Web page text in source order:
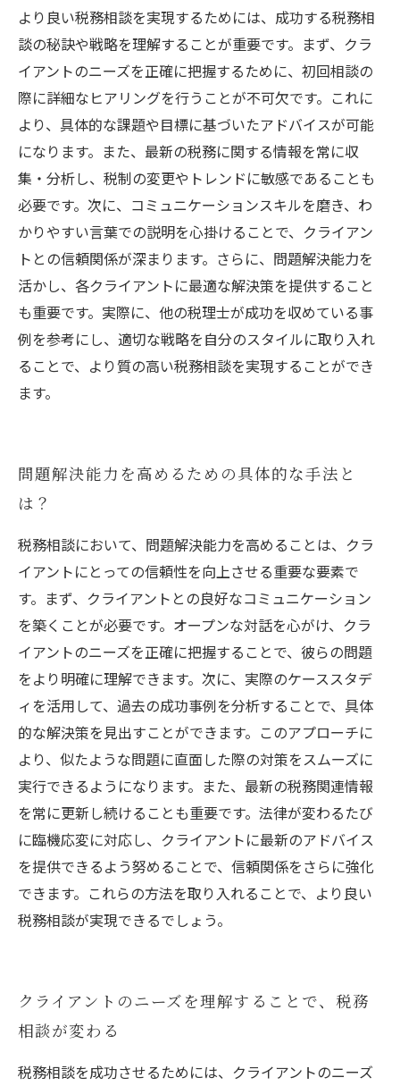
より良い税務相談を実現するためには、成功する税務相
談の秘訣や戦略を理解することが重要です。まず、クラ
イアントのニーズを正確に把握するために、初回相談の
際に詳細なヒアリングを行うことが不可欠です。これに
より、具体的な課題や目標に基づいたアドバイスが可能
になります。また、最新の税務に関する情報を常に収
集・分析し、税制の変更やトレンドに敏感であることも
必要です。次に、コミュニケーションスキルを磨き、わ
かりやすい言葉での説明を心掛けることで、クライアン
トとの信頼関係が深まります。さらに、問題解決能力を
活かし、各クライアントに最適な解決策を提供すること
も重要です。実際に、他の税理士が成功を収めている事
例を参考にし、適切な戦略を自分のスタイルに取り入れ
ることで、より質の高い税務相談を実現することができ
ます。
問題解決能力を高めるための具体的な手法と
は？
税務相談において、問題解決能力を高めることは、クラ
イアントにとっての信頼性を向上させる重要な要素で
す。まず、クライアントとの良好なコミュニケーション
を築くことが必要です。オープンな対話を心がけ、クラ
イアントのニーズを正確に把握することで、彼らの問題
をより明確に理解できます。次に、実際のケーススタデ
ィを活用して、過去の成功事例を分析することで、具体
的な解決策を見出すことができます。このアプローチに
より、似たような問題に直面した際の対策をスムーズに
実行できるようになります。また、最新の税務関連情報
を常に更新し続けることも重要です。法律が変わるたび
に臨機応変に対応し、クライアントに最新のアドバイス
を提供できるよう努めることで、信頼関係をさらに強化
できます。これらの方法を取り入れることで、より良い
税務相談が実現できるでしょう。
クライアントのニーズを理解することで、税務
相談が変わる
税務相談を成功させるためには、クライアントのニーズ